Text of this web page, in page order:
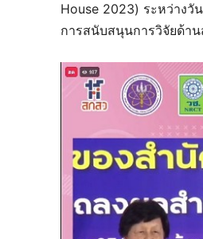
House 2023) ระหว่าง
การสนับสนุนการวิจัยด้า